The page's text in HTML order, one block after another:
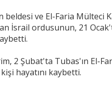
ve El-Faria Mülteci
İsrail ordusunun, 21
2 Şubat'ta Tubas'ın
hayatını kaybetti.